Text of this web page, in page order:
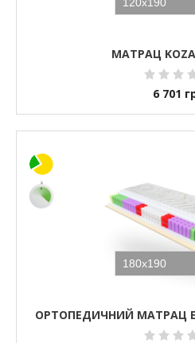
МАТРАЦ
6 701
ОРТОПЕДИЧНИЙ МАТРАЦ